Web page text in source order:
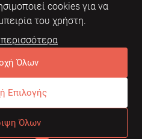
Όροι χρήσης
cookies για να
του χρήστη.
Όλων
Επιλογής
Όλων